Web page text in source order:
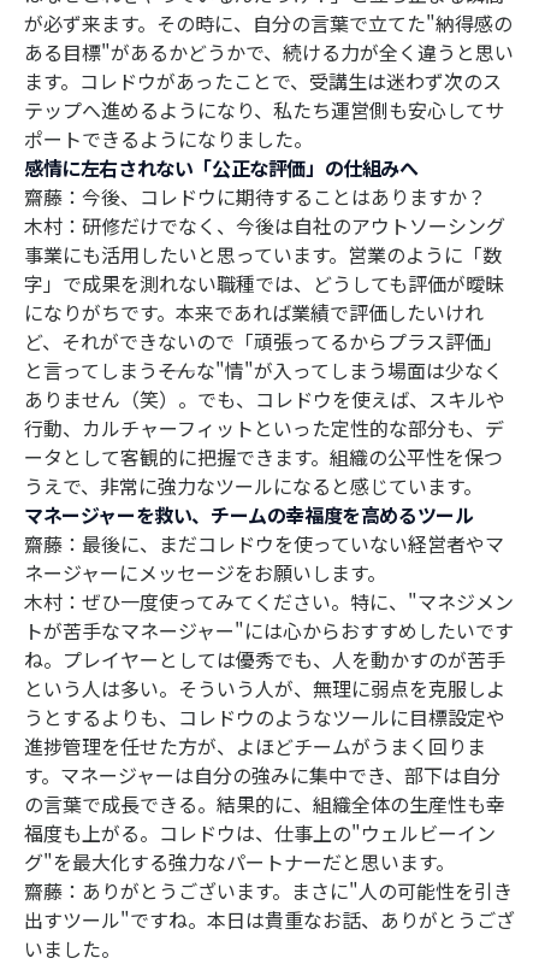
が必ず来ます。その時に、自分の言葉で立てた"納得感の
ある目標"があるかどうかで、続ける力が全く違うと思い
ます。コレドウがあったことで、受講生は迷わず次のス
テップへ進めるようになり、私たち運営側も安心してサ
ポートできるようになりました。
感情に左右されない「公正な評価」の仕組みへ
齋藤：今後、コレドウに期待することはありますか？
木村：研修だけでなく、今後は自社のアウトソーシング
事業にも活用したいと思っています。営業のように「数
字」で成果を測れない職種では、どうしても評価が曖昧
になりがちです。本来であれば業績で評価したいけれ
ど、それができないので「頑張ってるからプラス評価」
と言ってしまう――そんな"情"が入ってしまう場面は少なく
ありません（笑）。でも、コレドウを使えば、スキルや
行動、カルチャーフィットといった定性的な部分も、デ
ータとして客観的に把握できます。組織の公平性を保つ
うえで、非常に強力なツールになると感じています。
マネージャーを救い、チームの幸福度を高めるツール
齋藤：最後に、まだコレドウを使っていない経営者やマ
ネージャーにメッセージをお願いします。
木村：ぜひ一度使ってみてください。特に、"マネジメン
トが苦手なマネージャー"には心からおすすめしたいです
ね。プレイヤーとしては優秀でも、人を動かすのが苦手
という人は多い。そういう人が、無理に弱点を克服しよ
うとするよりも、コレドウのようなツールに目標設定や
進捗管理を任せた方が、よほどチームがうまく回りま
す。マネージャーは自分の強みに集中でき、部下は自分
の言葉で成長できる。結果的に、組織全体の生産性も幸
福度も上がる。コレドウは、仕事上の"ウェルビーイン
グ"を最大化する強力なパートナーだと思います。
齋藤：ありがとうございます。まさに"人の可能性を引き
出すツール"ですね。本日は貴重なお話、ありがとうござ
いました。